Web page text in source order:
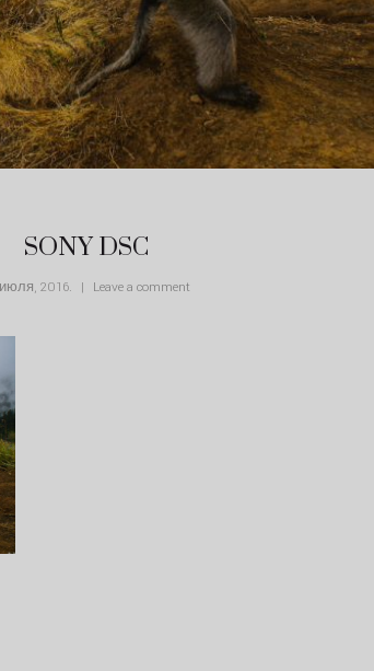
SONY DSC
2016. Leave a comment